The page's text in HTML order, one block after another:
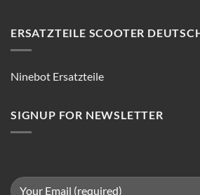
Reparatur:
ERSATZTEILE SCOOTER
Ninebot Ersatzteile
SIGNUP FOR NEWSLETTER